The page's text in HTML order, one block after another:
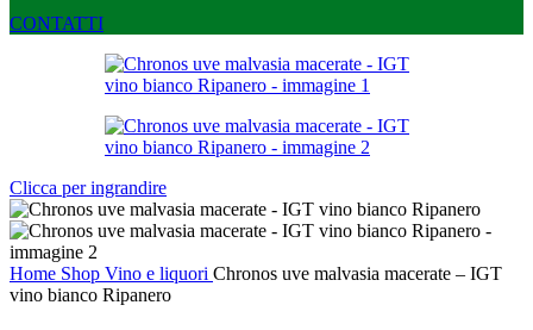
CONTATTI
Clicca per ingrandire
Home Shop Vino e liquori Chronos uve malvasia macerate – IGT
vino bianco Ripanero